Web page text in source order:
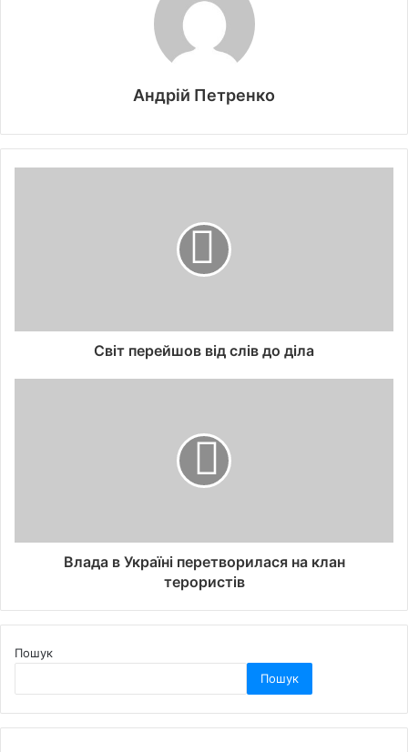
Андрій Петренко
Світ перейшов від слів до діла
Влада в Україні перетворилася на клан
терористів
Пошук
Пошук